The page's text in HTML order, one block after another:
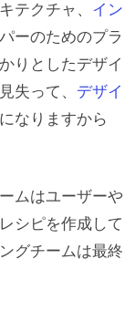
テクチャ、 イン
ーのためのプラ
りとしたデザイ
失って、 デザイ
なりますから
ムはユーザーや
シピを作成して
グチームは最終